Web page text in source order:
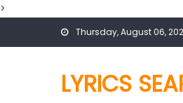
>
Thursday, August 06,
LYRICS